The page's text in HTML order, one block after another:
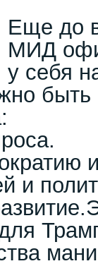
Еще до
МИД
у себя
и